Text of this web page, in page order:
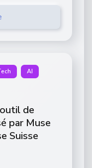
AI
de
par Muse
Suisse